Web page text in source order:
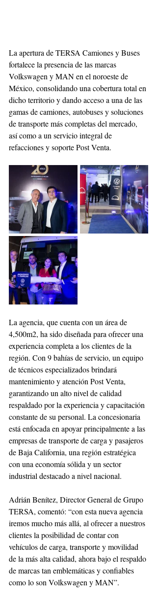
La apertura de TERSA Camiones y Buses
fortalece la presencia de las marcas
Volkswagen y MAN en el noroeste de
México, consolidando una cobertura total en
dicho territorio y dando acceso a una de las
gamas de camiones, autobuses y soluciones
de transporte más completas del mercado,
así como a un servicio integral de
refacciones y soporte Post Venta.
La agencia, que cuenta con un área de
4,500m2, ha sido diseñada para ofrecer una
experiencia completa a los clientes de la
región. Con 9 bahías de servicio, un equipo
de técnicos especializados brindará
mantenimiento y atención Post Venta,
garantizando un alto nivel de calidad
respaldado por la experiencia y capacitación
constante de su personal. La concesionaria
está enfocada en apoyar principalmente a las
empresas de transporte de carga y pasajeros
de Baja California, una región estratégica
con una economía sólida y un sector
industrial destacado a nivel nacional.
Adrián Benítez, Director General de Grupo
TERSA, comentó: “con esta nueva agencia
iremos mucho más allá, al ofrecer a nuestros
clientes la posibilidad de contar con
vehículos de carga, transporte y movilidad
de la más alta calidad, ahora bajo el respaldo
de marcas tan emblemáticas y confiables
como lo son Volkswagen y MAN”.